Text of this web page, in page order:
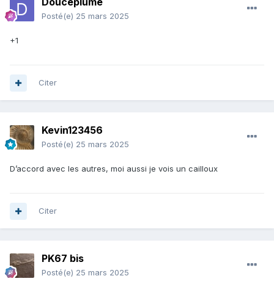
Posté(e) 25 mars 2025
+1
Citer
Kevin123456
Posté(e) 25 mars 2025
D’accord avec les autres, moi aussi je vois un cailloux
Citer
PK67 bis
Posté(e) 25 mars 2025